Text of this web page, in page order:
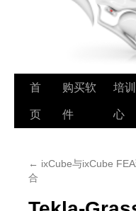
跳
至
首
页
购买软
件
培
心
← ixCube与ixCube
合